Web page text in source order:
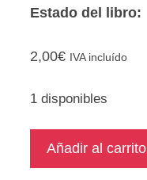
Estado del libro:
2,00€ IVA incluído
1 disponibles
Raquel
Añadir al carrito